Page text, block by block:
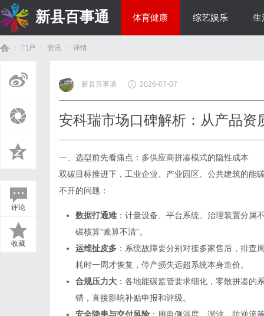
新县百事通 体育健康 综艺娱乐 生
门户 资讯
›
详情
评论
收藏
新县百事通 2026-07-07
安科瑞市场口碑解析：从产品
一、选型前先看痛点：多供应商拼凑模式的隐性成本
双碳目标推进下，工业企业、产业园区、公共建筑的能
不开的问题：
数据打通难 ：计量设备、平台系统、治理装置分属
碳核算"账算不清"。
运维扯皮多 ：系统故障要分别对接多家售后，排查
耗时一周才恢复，停产损失远超系统本身造价。
合规压力大 ：各地能碳监管要求细化，零散拼凑的
错，直接影响补贴申报和评级。